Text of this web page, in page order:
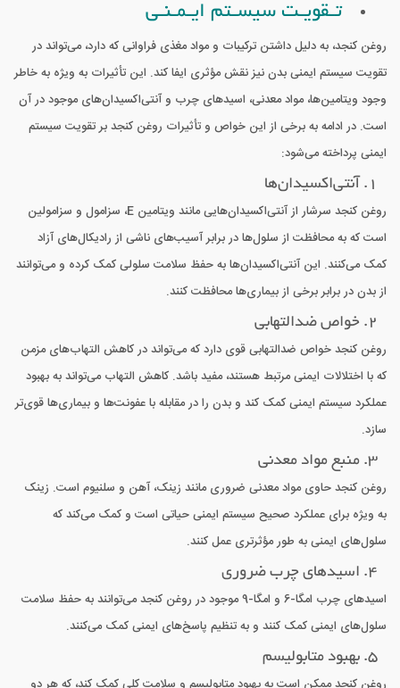
تـقویـت سیسـتم ایـمـنـی
روغن کنجد، به دلیل داشتن ترکیبات و مواد مغذی فراوانی که دارد، می‌تواند در
تقویت سیستم ایمنی بدن نیز نقش مؤثری ایفا کند. این تأثیرات به ویژه به خاطر
وجود ویتامین‌ها، مواد معدنی، اسیدهای چرب و آنتی‌اکسیدان‌های موجود در آن
است. در ادامه به برخی از این خواص و تأثیرات روغن کنجد بر تقویت سیستم
ایمنی پرداخته می‌شود:
1. آنتی‌اکسیدان‌ها
روغن کنجد سرشار از آنتی‌اکسیدان‌هایی مانند ویتامین E، سزامول و سزامولین
است که به محافظت از سلول‌ها در برابر آسیب‌های ناشی از رادیکال‌های آزاد
کمک می‌کنند. این آنتی‌اکسیدان‌ها به حفظ سلامت سلولی کمک کرده و می‌توانند
از بدن در برابر برخی از بیماری‌ها محافظت کنند.
2. خواص ضدالتهابی
روغن کنجد خواص ضدالتهابی قوی دارد که می‌تواند در کاهش التهاب‌های مزمن
که با اختلالات ایمنی مرتبط هستند، مفید باشد. کاهش التهاب می‌تواند به بهبود
عملکرد سیستم ایمنی کمک کند و بدن را در مقابله با عفونت‌ها و بیماری‌ها قوی‌تر
سازد.
3. منبع مواد معدنی
روغن کنجد حاوی مواد معدنی ضروری مانند زینک، آهن و سلنیوم است. زینک
به ویژه برای عملکرد صحیح سیستم ایمنی حیاتی است و کمک می‌کند که
سلول‌های ایمنی به طور مؤثرتری عمل کنند.
4. اسیدهای چرب ضروری
اسیدهای چرب امگا-6 و امگا-9 موجود در روغن کنجد می‌توانند به حفظ سلامت
سلول‌های ایمنی کمک کنند و به تنظیم پاسخ‌های ایمنی کمک می‌کنند.
5. بهبود متابولیسم